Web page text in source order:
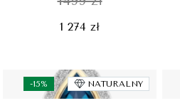
1 274 zł
-15% NATURALNY